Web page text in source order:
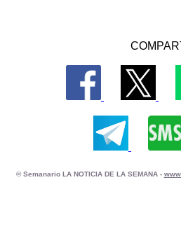
© Semanario LA NOTICIA DE LA SEMANA -